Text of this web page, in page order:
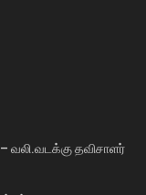
வலி.வடக்கு தவிசாளர்